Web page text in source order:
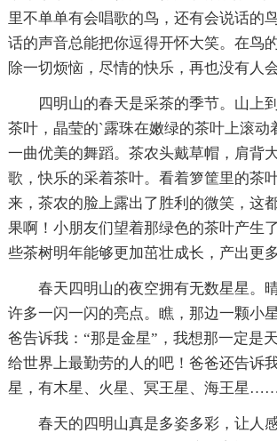
里不单单有会唱歌的鸟，还有会说话的
话的声音总能把你逗得开怀大笑。在鸟
除一切烦恼，尽情的快乐，再也没有人
四明山的春天是采茶的季节。山上
茶叶，晶莹的`露珠在嫩绿的茶叶上滚动
一曲优美的舞蹈。茶农头戴草帽，肩背
歌，快乐的采着茶叶。看着箩筐里的茶
来，茶农的脸上露出了胜利的微笑，这
果啊！小朋友们望着那绿色的茶叶产生
些茶树明年能够更加茁壮成长，产出更多
春天四明山的夜空拥有无数星星。
许多一闪一闪的亮点。瞧，那边一颗小
爸告诉我：“那是金星”，我想那一定是
给世界上最勤劳的人的吧！爸爸还告诉
星，有木星、火星、冥王星、海王星……
春天的四明山真是多姿多彩，让人